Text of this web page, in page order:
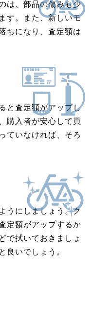
は、部品の傷みも少
す。また、新しいモ
ちになり、査定額は
と査定額がアップし
購入者が安心して買
ていなければ、そろ
うにしましょう。ク
定額がアップするか
で拭いておきましょ
良いでしょう。